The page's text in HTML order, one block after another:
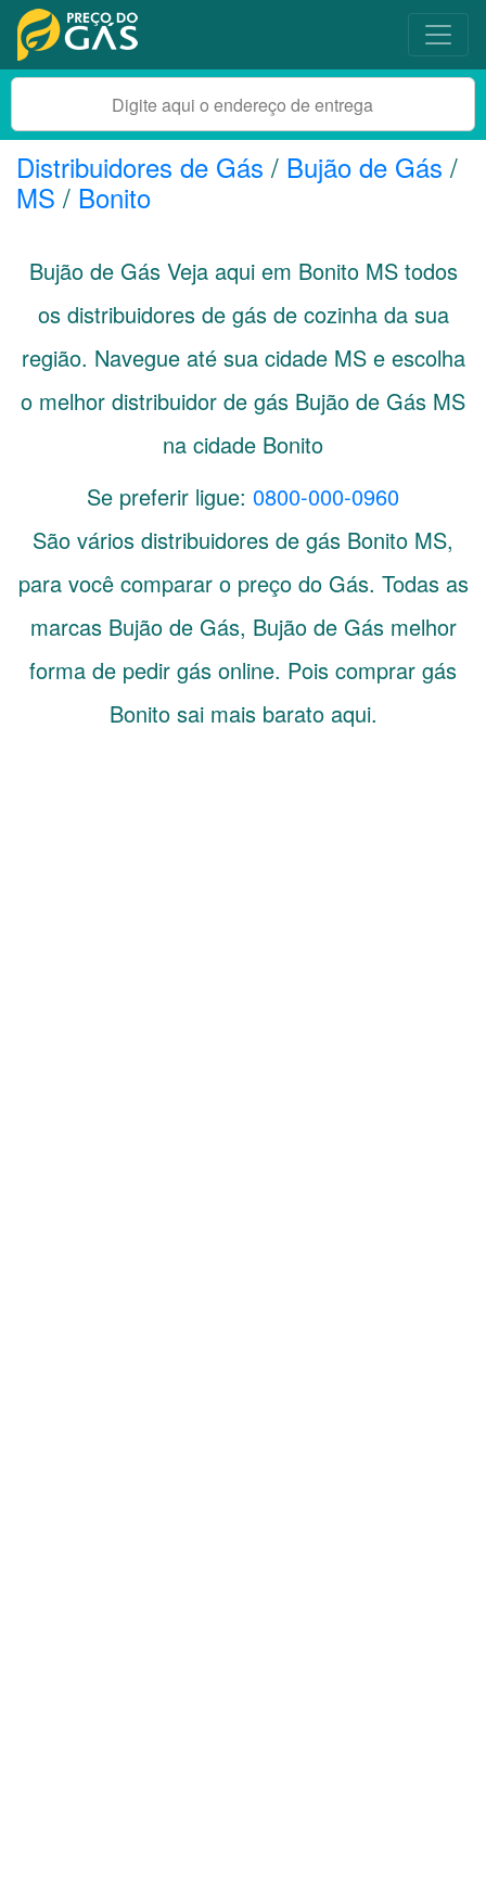
Distribuidores de Gás / Bujão de Gás /
MS / Bonito
Bujão de Gás Veja aqui em Bonito MStodos
os distribuidores de gás de cozinha da sua
região. Navegue até sua cidade MSe escolha
o melhor distribuidor de gás Bujão de Gás MS
na cidade Bonito
Se preferir ligue: 0800-000-0960
São vários distribuidores de gás Bonito MS,
para você comparar o preço do Gás. Todas as
marcas Bujão de Gás, Bujão de Gás melhor
forma de pedir gás online. Pois comprar gás
Bonito sai mais barato aqui.